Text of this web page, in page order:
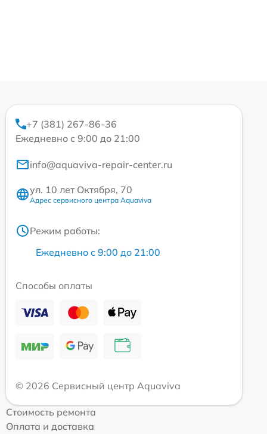
+7 (381) 267-86-36
Ежедневно с 9:00 до 21:00
info@aquaviva-repair-center.ru
ул. 10 лет Октября, 70
Адрес сервисного центра Aquaviva
Режим работы:
Ежедневно с 9:00 до 21:00
Способы оплаты
© 2026 Сервисный центр Aquaviva
Стоимость ремонта
Оплата и доставка